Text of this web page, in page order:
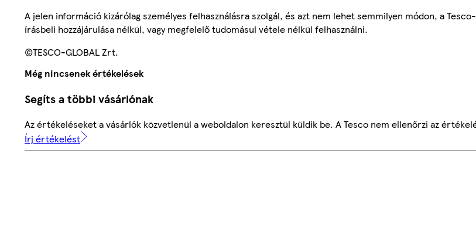
A jelen információ kizárólag személyes felhasználásra szolgál, és azt nem lehet semmilyen módon, a
írásbeli hozzájárulása nélkül, vagy megfelelő tudomásul vétele nélkül felhasználni.
©TESCO-GLOBAL Zrt.
Még nincsenek értékelések
Segíts a többi vásárlónak
Az értékeléseket a vásárlók közvetlenül a weboldalon keresztül küldik be. A Tesco nem ellenőrzi az
Írj értékelést